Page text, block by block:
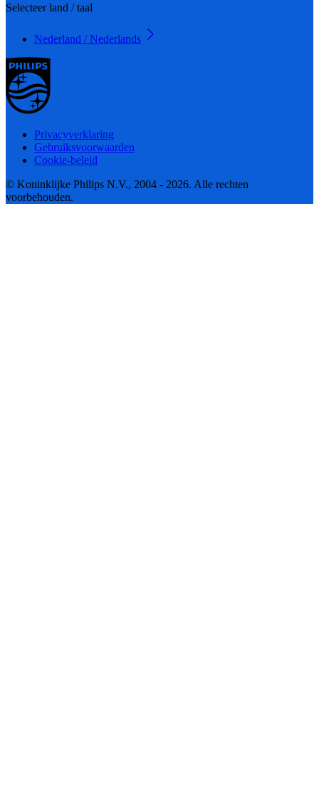
Selecteer land / taal
Nederland / Nederlands
Privacyverklaring
Gebruiksvoorwaarden
Cookie-beleid
© Koninklijke Philips N.V., 2004 - 2026. Alle rechten
voorbehouden.